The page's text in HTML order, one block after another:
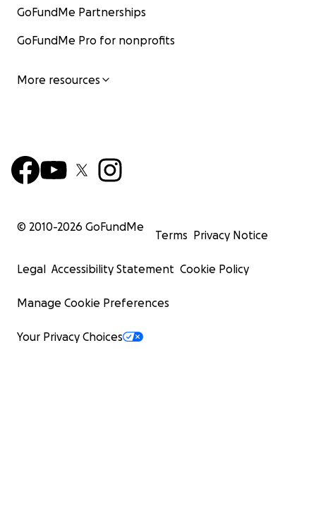
GoFundMe Partnerships
GoFundMe Pro for nonprofits
More resources
© 2010-2026 GoFundMe
Terms Privacy Notice
Legal Accessibility Statement Cookie Policy
Manage Cookie Preferences
Your Privacy Choices